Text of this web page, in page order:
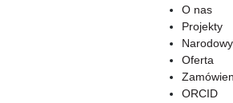
O nas
Projekty
Oferta
ORCID